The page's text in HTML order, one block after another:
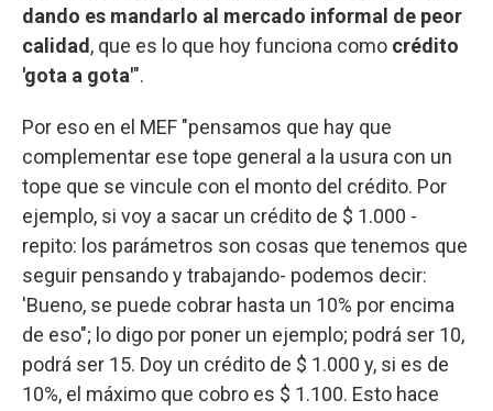
dando es mandarlo al mercado informal de peor
calidad, que es lo que hoy funciona como crédito
'gota a gota'".
Por eso en el MEF "pensamos que hay que
complementar ese tope general a la usura con un
tope que se vincule con el monto del crédito. Por
ejemplo, si voy a sacar un crédito de $ 1.000 -
repito: los parámetros son cosas que tenemos que
seguir pensando y trabajando- podemos decir:
'Bueno, se puede cobrar hasta un 10% por encima
de eso"; lo digo por poner un ejemplo; podrá ser 10,
podrá ser 15. Doy un crédito de $ 1.000 y, si es de
10%, el máximo que cobro es $ 1.100. Esto hace